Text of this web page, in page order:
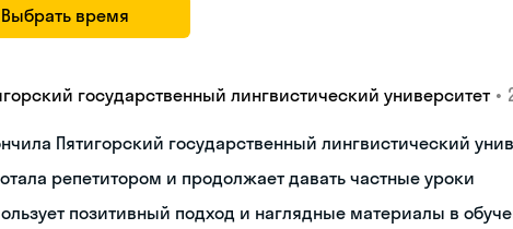
Выбрать время
государственный лингвистический университет •
Пятигорский государственный лингвистический
репетитором и продолжает давать частные уроки
позитивный подход и наглядные материалы в